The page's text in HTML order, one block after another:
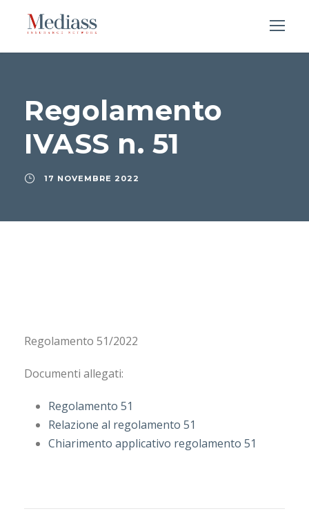
Regolamento
IVASS n. 51
17 NOVEMBRE 2022
Regolamento 51/2022
Documenti allegati:
Regolamento 51
Relazione al regolamento 51
Chiarimento applicativo regolamento 51